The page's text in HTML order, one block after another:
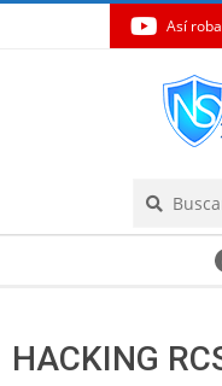
Así
HACKING